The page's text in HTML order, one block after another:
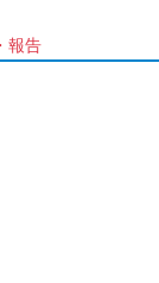
報告